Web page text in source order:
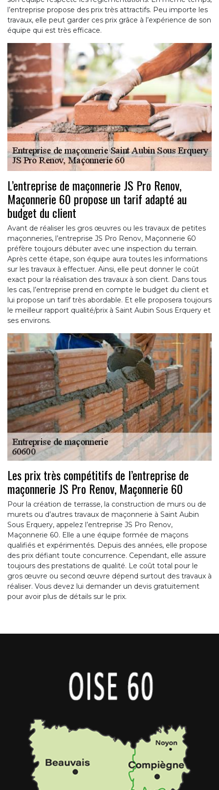
l’entreprise propose des prix très attractifs. Peu importe les
travaux, elle peut garder ces prix grâce à l’expérience de son
équipe qui est très efficace.
L’entreprise de maçonnerie JS Pro Renov,
Maçonnerie 60 propose un tarif adapté au
budget du client
Avant de réaliser les gros œuvres ou les travaux de petites
maçonneries, l’entreprise JS Pro Renov, Maçonnerie 60
préfère toujours débuter avec une inspection du terrain.
Après cette étape, son équipe aura toutes les informations
sur les travaux à effectuer. Ainsi, elle peut donner le coût
exact pour la réalisation des travaux à son client. Dans tous
les cas, l’entreprise prend en compte le budget du client et
lui propose un tarif très abordable. Et elle proposera toujours
le meilleur rapport qualité/prix à Saint Aubin Sous Erquery et
ses environs.
Les prix très compétitifs de l’entreprise de
maçonnerie JS Pro Renov, Maçonnerie 60
Pour la création de terrasse, la construction de murs ou de
murets ou d’autres travaux de maçonnerie à Saint Aubin
Sous Erquery, appelez l’entreprise JS Pro Renov,
Maçonnerie 60. Elle a une équipe formée de maçons
qualifiés et expérimentés. Depuis des années, elle propose
des prix défiant toute concurrence. Cependant, elle assure
toujours des prestations de qualité. Le coût total pour le
gros œuvre ou second œuvre dépend surtout des travaux à
réaliser. Vous devez lui demander un devis gratuitement
pour avoir plus de détails sur le prix.